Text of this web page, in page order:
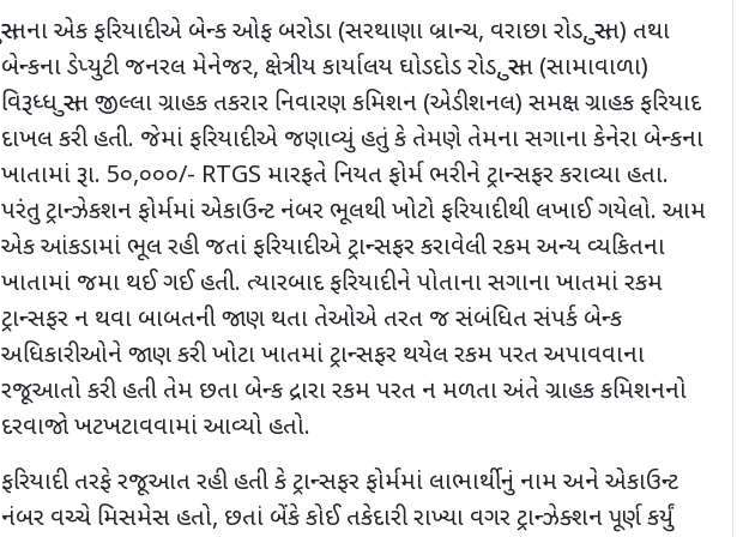
સુરતના એક ફરિયાદીએ બેન્ક ઓફ બરોડા (સરથાણા બ્રાન્ચ, વરાછા રોડ, સુરત) તથા
બેન્કના ડેપ્યુટી જનરલ મેનેજર, ક્ષેત્રીય કાર્યાલય ઘોડદોડ રોડ, સુરત (સામાવાળા)
વિરૂધ્ધ સુરત જીલ્લા ગ્રાહક તકરાર નિવારણ કમિશન (એડીશનલ) સમક્ષ ગ્રાહક ફરિયાદ
દાખલ કરી હતી. જેમાં ફરિયાદીએ જણાવ્યું હતું કે તેમણે તેમના સગાના કેનેરા બેન્કના
ખાતામાં રૂા. 5૦,૦૦૦/- RTGS મારફતે નિયત ફોર્મ ભરીને ટ્રાન્સફર કરાવ્યા હતા.
પરંતુ ટ્રાન્ઝેકશન ફોર્મમાં એકાઉન્ટ નંબર ભૂલથી ખોટો ફરિયાદીથી લખાઈ ગયેલો. આમ
એક આંકડામાં ભૂલ રહી જતાં ફરિયાદીએ ટ્રાન્સફર કરાવેલી રકમ અન્ય વ્યકિતના
ખાતામાં જમા થઈ ગઈ હતી. ત્યારબાદ ફરિયાદીને પોતાના સગાના ખાતમાં રકમ
ટ્રાન્સફર ન થવા બાબતની જાણ થતા તેઓએ તરત જ સંબંધિત સંપર્ક બેન્ક
અધિકારીઓને જાણ કરી ખોટા ખાતમાં ટ્રાન્સફર થયેલ રકમ પરત અપાવવાના
રજૂઆતો કરી હતી તેમ છતા બેન્ક દ્રારા રકમ પરત ન મળતા અંતે ગ્રાહક કમિશનનો
દરવાજો ખટખટાવવામાં આવ્યો હતો.
ફરિયાદી તરફે રજૂઆત રહી હતી કે ટ્રાન્સફર ફોર્મમાં લાભાર્થીનું નામ અને એકાઉન્ટ
નંબર વચ્ચે મિસમેસ હતો, છતાં બેંકે કોઈ તકેદારી રાખ્યા વગર ટ્રાન્ઝેક્શન પૂર્ણ કર્યું